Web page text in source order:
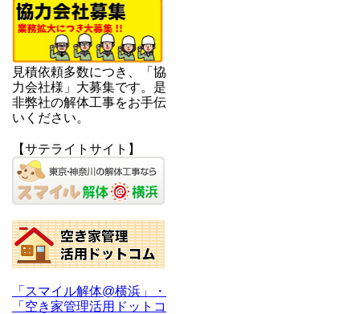
見積依頼多数につき、「協
力会社様」大募集です。是
非弊社の解体工事をお手伝
いください。
【サテライトサイト】
「スマイル解体@横浜」・
「空き家管理活用ドットコ